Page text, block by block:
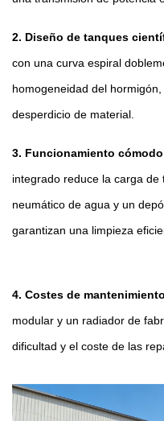
2. Diseño de tanques
con una curva espiral
homogeneidad del
desperdicio de material.
3. Funcionamiento
integrado reduce la carga
neumático de agua y un
garantizan una limpieza
4. Costes de
modular y un radiador de
dificultad y el coste de las